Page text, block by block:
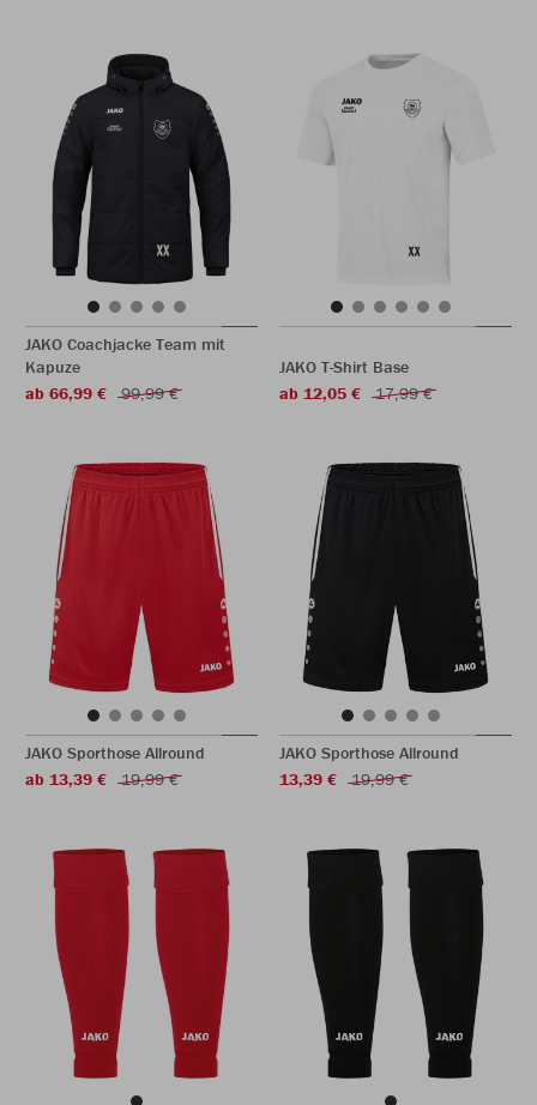
JAKO Coachjacke Team mit
Kapuze
ab 66,99 €
99,99 €
JAKO T-Shirt Base
ab 12,05 €
17,99 €
JAKO Sporthose Allround
ab 13,39 €
19,99 €
JAKO Sporthose Allround
13,39 €
19,99 €